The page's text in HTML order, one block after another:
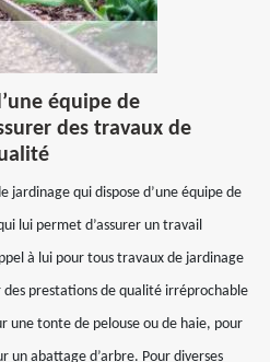
équipe de
des travaux de
jardinage qui dispose d’une équipe de
lui permet d’assurer un travail
à lui pour tous travaux de jardinage
des prestations de qualité irréprochable
une tonte de pelouse ou de haie, pour
un abattage d’arbre. Pour diverses